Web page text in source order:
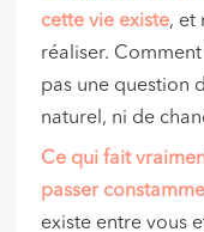
cette vie existe, et
réaliser. Comment
pas une question
naturel, ni de
Ce qui fait
passer
existe entre vous